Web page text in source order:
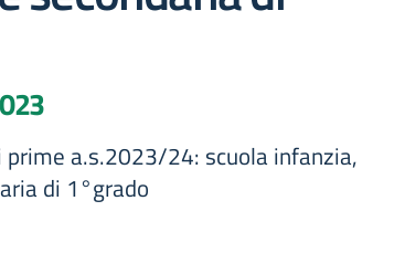
prime a.s.2023/24: scuola infanzia,
di 1°grado